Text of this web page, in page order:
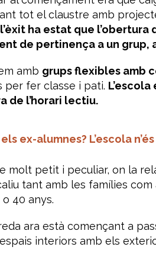
tot el claustre amb
ha estat que
de pertinença a un grup,
amb grups flexibles amb
per fer classe i pati.
de l’horari lectiu.
ex-alumnes? L’escola
molt petit i peculiar, on la
tant amb les famílies
40 anys.
ara està començant a
interiors amb els